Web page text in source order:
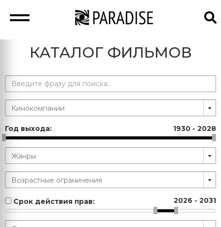
КАТАЛОГ ФИЛЬМОВ
Год выхода: 1930 - 2028
Срок действия прав: 2026 - 2031